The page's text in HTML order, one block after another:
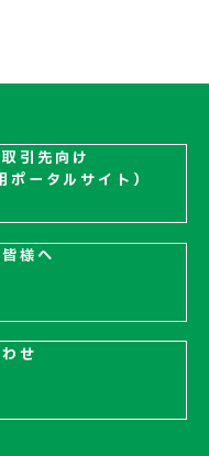
引先向け
ータルサイト）
様へ
せ